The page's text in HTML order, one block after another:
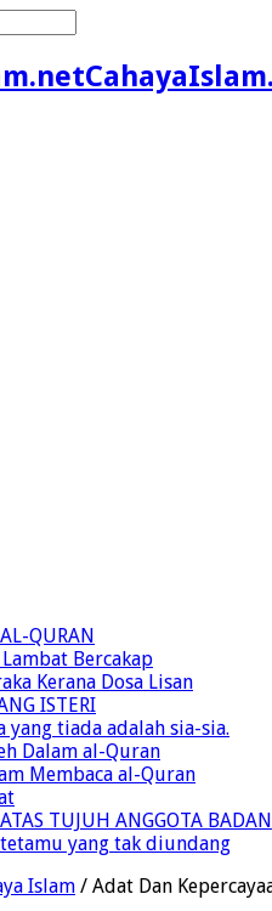
QURAN
Bercakap
Kerana Dosa Lisan
ISTERI
yang tiada adalah sia-sia.
Dalam al-Quran
Membaca al-Quran
TUJUH ANGGOTA BADAN
yang tak diundang
Islam / Adat Dan